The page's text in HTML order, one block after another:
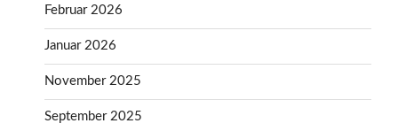
Februar 2026
Januar 2026
November 2025
September 2025